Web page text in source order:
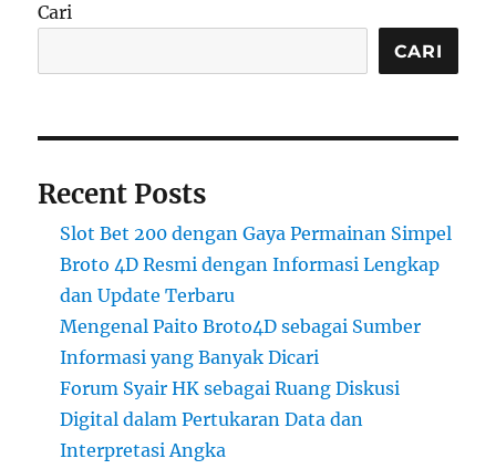
Cari
CARI
Recent Posts
Slot Bet 200 dengan Gaya Permainan Simpel
Broto 4D Resmi dengan Informasi Lengkap
dan Update Terbaru
Mengenal Paito Broto4D sebagai Sumber
Informasi yang Banyak Dicari
Forum Syair HK sebagai Ruang Diskusi
Digital dalam Pertukaran Data dan
Interpretasi Angka